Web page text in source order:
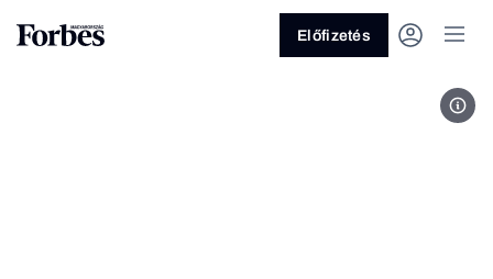
Előfizetés